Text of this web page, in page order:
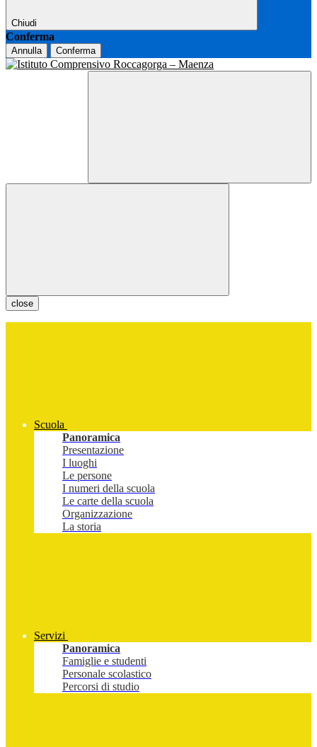
Chiudi
Conferma
Annulla Conferma
close
Scuola
Panoramica
Presentazione
I luoghi
Le persone
I numeri della scuola
Le carte della scuola
Organizzazione
La storia
Servizi
Panoramica
Famiglie e studenti
Personale scolastico
Percorsi di studio